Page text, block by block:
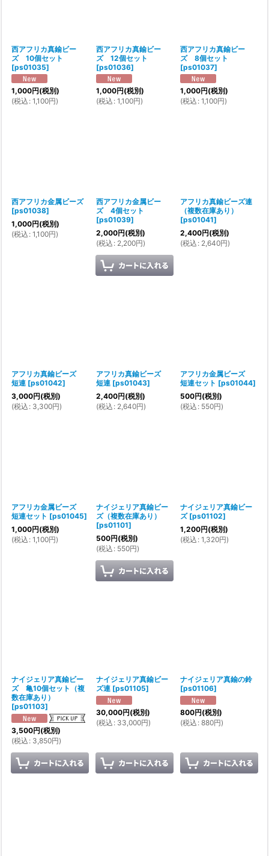
西アフリカ真鍮ビー
ズ 10個セット
[ps01035]
1,000円(税別)
(税込 : 1,100円)
西アフリカ真鍮ビー
ズ 12個セット
[ps01036]
1,000円(税別)
(税込 : 1,100円)
西アフリカ真鍮ビー
ズ 8個セット
[ps01037]
1,000円(税別)
(税込 : 1,100円)
西アフリカ金属ビーズ
[ps01038]
1,000円(税別)
(税込 : 1,100円)
西アフリカ金属ビー
ズ 4個セット
[ps01039]
2,000円(税別)
(税込 : 2,200円)
アフリカ真鍮ビーズ連
（複数在庫あり）
[ps01041]
2,400円(税別)
(税込 : 2,640円)
アフリカ真鍮ビーズ
短連 [ps01042]
3,000円(税別)
(税込 : 3,300円)
アフリカ真鍮ビーズ
短連 [ps01043]
2,400円(税別)
(税込 : 2,640円)
アフリカ金属ビーズ
短連セット [ps01044]
500円(税別)
(税込 : 550円)
アフリカ金属ビーズ
短連セット [ps01045]
1,000円(税別)
(税込 : 1,100円)
ナイジェリア真鍮ビー
ズ（複数在庫あり）
[ps01101]
500円(税別)
(税込 : 550円)
ナイジェリア真鍮ビー
ズ [ps01102]
1,200円(税別)
(税込 : 1,320円)
ナイジェリア真鍮ビー
ズ 亀10個セット（複
数在庫あり）
[ps01103]
3,500円(税別)
(税込 : 3,850円)
ナイジェリア真鍮ビー
ズ連 [ps01105]
30,000円(税別)
(税込 : 33,000円)
ナイジェリア真鍮の鈴
[ps01106]
800円(税別)
(税込 : 880円)